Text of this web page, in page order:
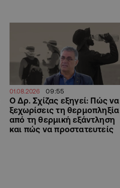
01.08.2026 09:55
Ο Δρ. Σχίζας εξηγεί: Πώς να
ξεχωρίσεις τη θερμοπληξία
από τη θερμική εξάντληση
και πώς να προστατευτείς